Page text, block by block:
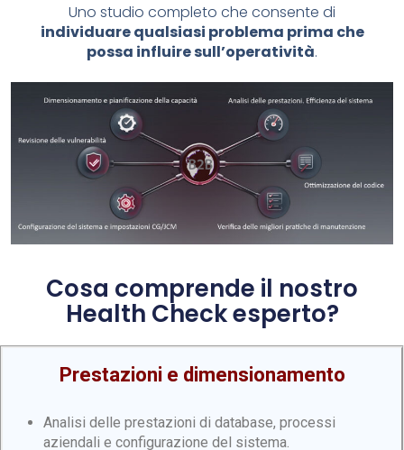
Uno studio completo che consente di
individuare qualsiasi problema prima che
possa influire sull’operatività.
Cosa comprende il nostro
Health Check esperto?
Prestazioni e dimensionamento
Analisi delle prestazioni di database, processi
aziendali e configurazione del sistema.